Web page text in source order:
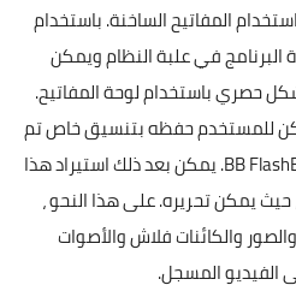
المفاتيح الساخنة. باستخدام
البرنامج في علبة النظام ويمكن
حصري باستخدام لوحة المفاتيح.
للمستخدم حفظه بتنسيق خاص تم
التعرف عليه بواسطة BB FlashBack Pro. يمكن بعد ذلك استيراد هذا
يمكن تحريره. على هذا النحو ،
والكائنات فلاش والأصوات
الفيديو المسجل.